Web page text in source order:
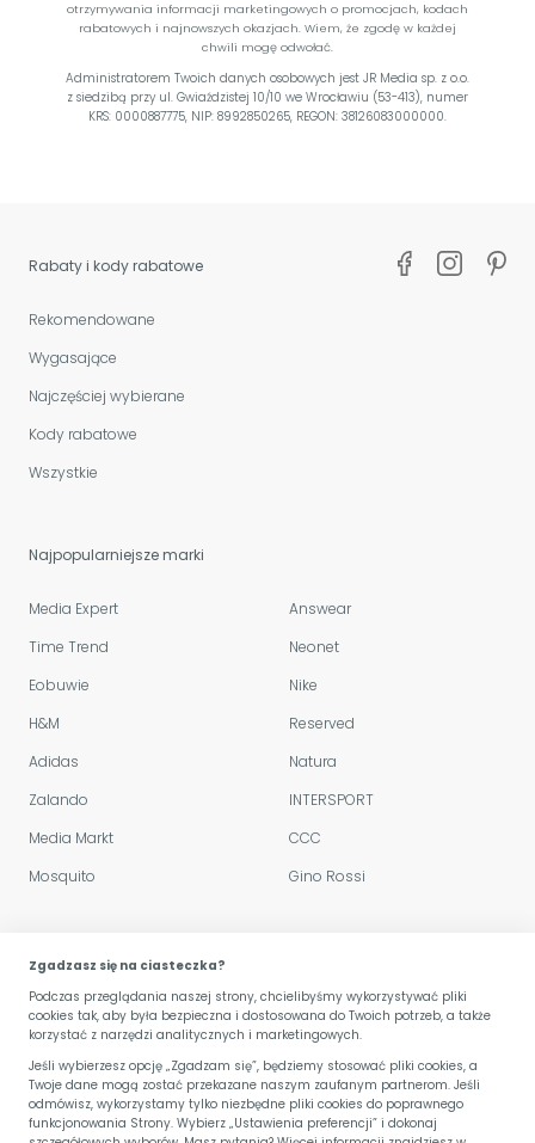
otrzymywania informacji marketingowych o promocjach, kodach
rabatowych i najnowszych okazjach. Wiem, że zgodę w każdej
chwili mogę odwołać.
Administratorem Twoich danych osobowych jest JR Media sp. z o.o.
z siedzibą przy ul. Gwiaździstej 10/10 we Wrocławiu (53-413), numer
KRS: 0000887775, NIP: 8992850265, REGON: 38126083000000.
Rabaty i kody rabatowe
Rekomendowane
Wygasające
Najczęściej wybierane
Kody rabatowe
Wszystkie
Najpopularniejsze marki
Media Expert
Time Trend
Eobuwie
H&M
Adidas
Zalando
Media Markt
Mosquito
Answear
Neonet
Nike
Reserved
Natura
INTERSPORT
CCC
Gino Rossi
Polityka sklepu
Regulamin serwisu
Kariera
Zgadzasz się na ciasteczka?
Podczas przeglądania naszej strony, chcielibyśmy wykorzystywać pliki
cookies tak, aby była bezpieczna i dostosowana do Twoich potrzeb, a także
korzystać z narzędzi analitycznych i marketingowych.
Jeśli wybierzesz opcję „Zgadzam się”, będziemy stosować pliki cookies, a
Twoje dane mogą zostać przekazane naszym zaufanym partnerom. Jeśli
odmówisz, wykorzystamy tylko niezbędne pliki cookies do poprawnego
funkcjonowania Strony. Wybierz „Ustawienia preferencji” i dokonaj